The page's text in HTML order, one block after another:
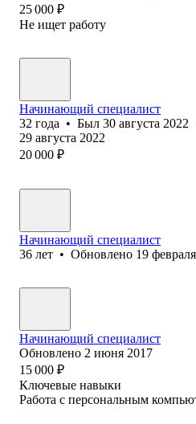
25 000 ₽
Не ищет работу
Начинающий специалист
32 года • Был 30 августа 2022
29 августа 2022
20 000 ₽
Начинающий специалист
36 лет • Обновлено 19
Начинающий специалист
Обновлено 2 июня 2017
15 000 ₽
Ключевые навыки
Работа с персональным